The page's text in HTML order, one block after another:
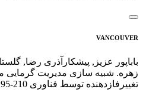
VANCOUVER
باباپور عزیز, پیشکارآذری رضا,
زهره. شبیه سازی مدیریت گرمایی
تغییرفازدهنده توسط فناوری CFD. NSMSI. 1397;37(4):195-210.